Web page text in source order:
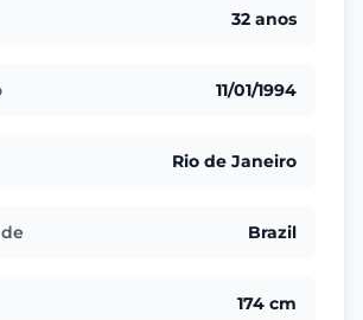
32 anos
11/01/1994
Rio de Janeiro
Brazil
174 cm